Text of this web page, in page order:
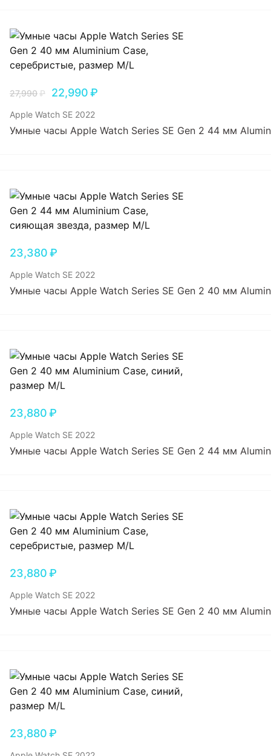
27,990₽ 22,990₽
Apple Watch SE 2022
Умные часы Apple Watch Series SE Gen 2 44 мм
23,380₽
Apple Watch SE 2022
Умные часы Apple Watch Series SE Gen 2 40 мм
23,880₽
Apple Watch SE 2022
Умные часы Apple Watch Series SE Gen 2 44 мм
23,880₽
Apple Watch SE 2022
Умные часы Apple Watch Series SE Gen 2 40 мм
23,880₽